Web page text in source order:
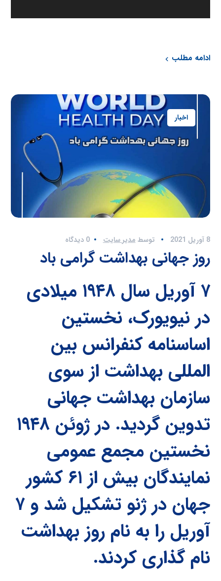
ادامه مطلب
اخبار
8 آوریل 2021 توسطمدیر سایت 0 دیدگاه
روز جهانی بهداشت گرامی باد
۷ آوریل سال ۱۹۴۸ میلادی
در نیویورک، نخستین
اساسنامه کنفرانس بین
المللی بهداشت از سوی
سازمان بهداشت جهانی
تدوین گردید. در ژوئن ۱۹۴۸
نخستین مجمع عمومی
نمایندگان بیش از ۶۱ کشور
جهان در ژنو تشکیل شد و ۷
آوریل را به نام روز بهداشت
نام گذاری کردند.